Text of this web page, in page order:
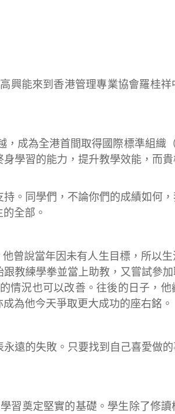
來到香港管理專業協會羅桂祥
為全港首間取得國際標準組織
學習的能力，提升教學效能，而
。同學們，不論你們的成績如何
全部。
說當年因未有人生目標，所以生
教練學拳並當上助教，又嘗試參
情況也可以改善。往後的日子，
為他今天爭取更大成功的座右銘。
的失敗。只要找到自己喜愛做的
定堅實的基礎。學生除了修讀